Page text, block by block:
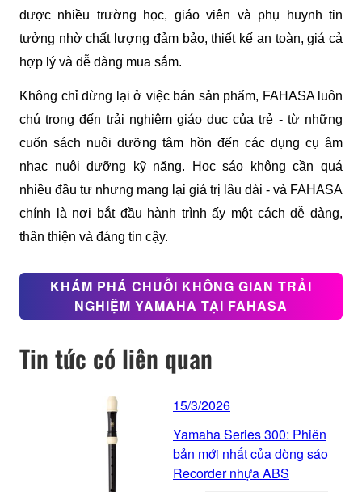
được nhiều trường học, giáo viên và phụ huynh tin
tưởng nhờ chất lượng đảm bảo, thiết kế an toàn, giá cả
hợp lý và dễ dàng mua sắm.
Không chỉ dừng lại ở việc bán sản phẩm, FAHASA luôn
chú trọng đến trải nghiệm giáo dục của trẻ - từ những
cuốn sách nuôi dưỡng tâm hồn đến các dụng cụ âm
nhạc nuôi dưỡng kỹ năng. Học sáo không cần quá
nhiều đầu tư nhưng mang lại giá trị lâu dài - và FAHASA
chính là nơi bắt đầu hành trình ấy một cách dễ dàng,
thân thiện và đáng tin cậy.
KHÁM PHÁ CHUỖI KHÔNG GIAN TRẢI
NGHIỆM YAMAHA TẠI FAHASA
Tin tức có liên quan
15/3/2026
Yamaha Series 300: Phiên
bản mới nhất của dòng sáo
Recorder nhựa ABS